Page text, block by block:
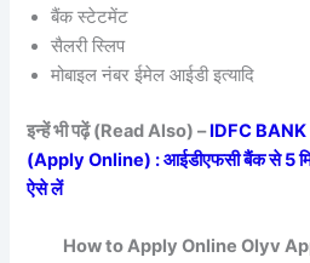
बैंक स्टेटमेंट
सैलरी स्लिप
मोबाइल नंबर ईमेल आईडी इत्यादि
इन्हें भी पढ़ें (Read Also) –IDFC
(Apply Online) : आईडीएफसी बैंक से 5
ऐसे लें
How to Apply Online Olyv